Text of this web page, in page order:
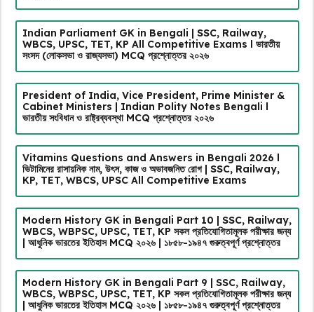
Indian Parliament GK in Bengali | SSC, Railway,
WBCS, UPSC, TET, KP All Competitive Exams l ভারতীয়
সংসদ (লোকসভা ও রাজ্যসভা) MCQ প্রশ্নোত্তর ২০২৬
President of India, Vice President, Prime Minister &
Cabinet Ministers | Indian Polity Notes Bengali l
ভারতীয় সংবিধান ও রাষ্ট্রব্যবস্থা MCQ প্রশ্নোত্তর ২০২৬
Vitamins Questions and Answers in Bengali 2026 l
ভিটামিনের রাসায়নিক নাম, উৎস, কাজ ও অভাবজনিত রোগ | SSC, Railway,
KP, TET, WBCS, UPSC All Competitive Exams
Modern History GK in Bengali Part 10 | SSC, Railway,
WBCS, WBPSC, UPSC, TET, KP সকল প্রতিযোগিতামূলক পরীক্ষার জন্য
| আধুনিক ভারতের ইতিহাস MCQ ২০২৬ | ১৮৫৮-১৯৪৭ গুরুত্বপূর্ণ প্রশ্নোত্তর
Modern History GK in Bengali Part 9 | SSC, Railway,
WBCS, WBPSC, UPSC, TET, KP সকল প্রতিযোগিতামূলক পরীক্ষার জন্য
| আধুনিক ভারতের ইতিহাস MCQ ২০২৬ | ১৮৫৮-১৯৪৭ গুরুত্বপূর্ণ প্রশ্নোত্তর